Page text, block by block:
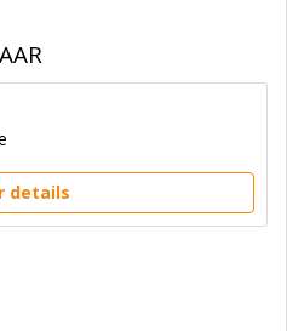
details